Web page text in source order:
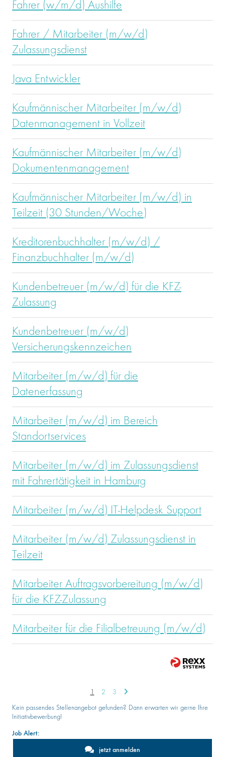
Fahrer (w/m/d) Aushilfe
Fahrer / Mitarbeiter (m/w/d)
Zulassungsdienst
Java Entwickler
Kaufmännischer Mitarbeiter (m/w/d)
Datenmanagement in Vollzeit
Kaufmännischer Mitarbeiter (m/w/d)
Dokumentenmanagement
Kaufmännischer Mitarbeiter (m/w/d) in
Teilzeit (30 Stunden/Woche)
Kreditorenbuchhalter (m/w/d) /
Finanzbuchhalter (m/w/d)
Kundenbetreuer (m/w/d) für die KFZ-
Zulassung
Kundenbetreuer (m/w/d)
Versicherungskennzeichen
Mitarbeiter (m/w/d) für die
Datenerfassung
Mitarbeiter (m/w/d) im Bereich
Standortservices
Mitarbeiter (m/w/d) im Zulassungsdienst
mit Fahrertätigkeit in Hamburg
Mitarbeiter (m/w/d) IT-Helpdesk Support
Mitarbeiter (m/w/d) Zulassungsdienst in
Teilzeit
Mitarbeiter Auftragsvorbereitung (m/w/d)
für die KFZ-Zulassung
Mitarbeiter für die Filialbetreuung (m/w/d)
1 2 3
Kein passendes Stellenangebot gefunden? Dann erwarten wir gerne Ihre
Initiativbewerbung!
Job Alert:
jetzt anmelden